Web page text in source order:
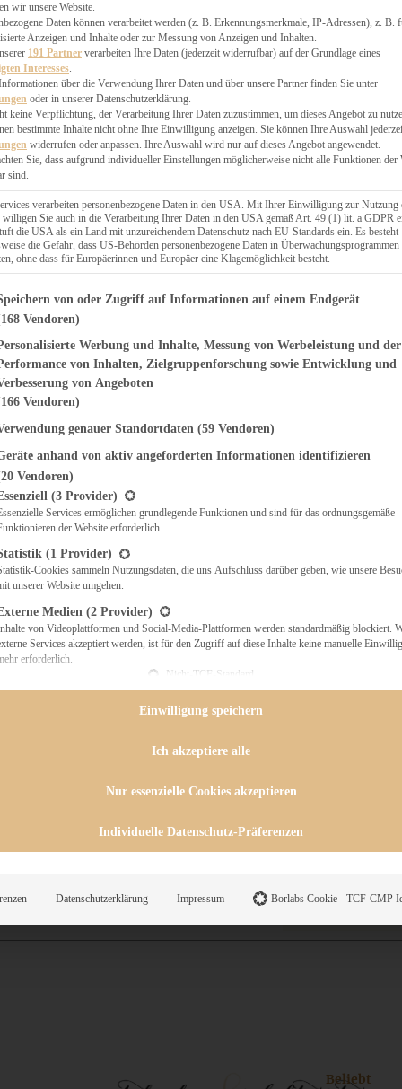
& QUICHES
Beliebt
wir unsere Website.
Daten können verarbeitet werden (z. B. Erkennungsmerkmale, IP-Adressen), z. B.
Anzeigen und Inhalte oder zur Messung von Anzeigen und Inhalten.
191 Partner verarbeiten Ihre Daten (jederzeit widerrufbar) auf der Grundlage eines
Interesses.
über die Verwendung Ihrer Daten und über unsere Partner finden Sie unter
oder in unserer Datenschutzerklärung.
keine Verpflichtung, der Verarbeitung Ihrer Daten zuzustimmen, um dieses Angebot zu
bestimmte Inhalte nicht ohne Ihre Einwilligung anzeigen. Sie können Ihre Auswahl
widerrufen oder anpassen. Ihre Auswahl wird nur auf dieses Angebot angewendet.
Sie, dass aufgrund individueller Einstellungen möglicherweise nicht alle Funktionen der
sind.
verarbeiten personenbezogene Daten in den USA. Mit Ihrer Einwilligung zur Nutzung
willigen Sie auch in die Verarbeitung Ihrer Daten in den USA gemäß Art. 49 (1) lit. a GDPR
die USA als ein Land mit unzureichendem Datenschutz nach EU-Standards ein. Es besteht
die Gefahr, dass US-Behörden personenbezogene Daten in Überwachungsprogrammen
ohne dass für Europäerinnen und Europäer eine Klagemöglichkeit besteht.
finden Sie eine Liste der Zwecke des IAB Transparency and
von oder Zugriff auf Informationen auf einem Endgerät
Vendoren)
Werbung und Inhalte, Messung von Werbeleistung und der
von Inhalten, Zielgruppenforschung sowie Entwicklung und
von Angeboten
Vendoren)
genauer Standortdaten (59 Vendoren)
anhand von aktiv angeforderten Informationen identifizieren
Vendoren)
eine Liste der Service-Gruppen, für die eine Einwilligung erteilt werden
(3 Provider)
Services ermöglichen grundlegende Funktionen und sind für das ordnungsgemäße
der Website erforderlich.
(1 Provider)
Cookies sammeln Nutzungsdaten, die uns Aufschluss darüber geben, wie unsere
unserer Website umgehen.
Medien (2 Provider)
von Videoplattformen und Social-Media-Plattformen werden standardmäßig blockiert.
Services akzeptiert werden, ist für den Zugriff auf diese Inhalte keine manuelle
erforderlich.
Nicht-TCF-Standard
Einwilligung speichern
Ich akzeptiere alle
Nur essenzielle Cookies akzeptieren
Individuelle Datenschutz-Präferenzen
Datenschutzerklärung Impressum Borlabs Cookie - TCF-CMP